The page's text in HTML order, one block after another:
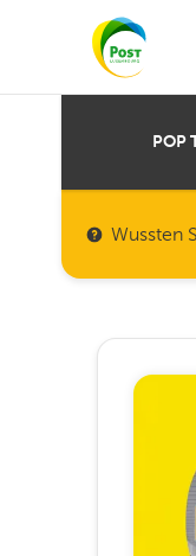
POP
Wussten